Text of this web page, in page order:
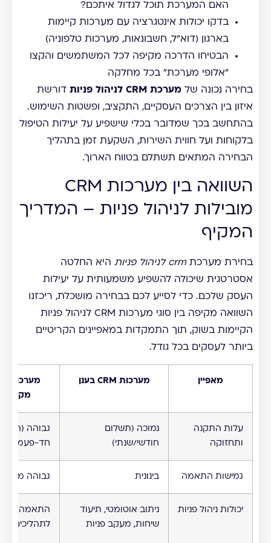
האם המערכת תוכל לגדול איתכם?
בדקו יכולות אינטגרציה עם מערכות קיימות
בארגון (דוא"ל, חשבונאות, מערכות טלפוניה)
הבטיחו הדרכה מקיפה לכל המשתמשים והקצו
"אלופי מערכת" בכל מחלקה
בחירה נכונה של מערכת CRM לניהול פניות
דורשת
איזון בין הצרכים העסקיים, התקציב, ופשטות השימוש.
בהתחשב בכך שמדובר בכלי שישפיע על יעילות הטיפול
בלקוחות ועל חווית השירות, השקעת זמן בתהליך
הבחירה המתאים תשתלם בטווח הארוך.
השוואה בין מערכות CRM
מובילות לניהול פניות – המדריך
המקיף
בחירת מערכתcrm לניהול פניות
היא החלטה
אסטרטגית שיכולה להשפיע משמעותית על יעילות
העסק שלכם. כדי לסייע לכם בבחירה מושכלת, ריכזנו
השוואה מקיפה בין סוגי מערכות CRM לניהול פניות
הקיימות בשוק, תוך התמקדות במאפיינים הקריטיים
ביותר לעסקים בכל גודל.
מאפיין מערכות CRM בענן
עלות התקנה
ותחזוקה
נמוכה (תשלום
חודשי/שנתי)
גבוהה
חד-פעמית)
גמישות התאמה בינונית גבוהה מאוד
יכולות ניהול פניות
ניתוב אוטומטי, תיעוד
שיחות, מעקב פניות
התאמה
לתהליכים